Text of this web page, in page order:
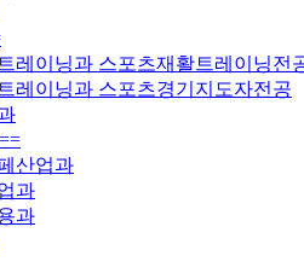
레이닝과 스포츠재활트레이닝전
레이닝과 스포츠경기지도자전공
산업과
과
과